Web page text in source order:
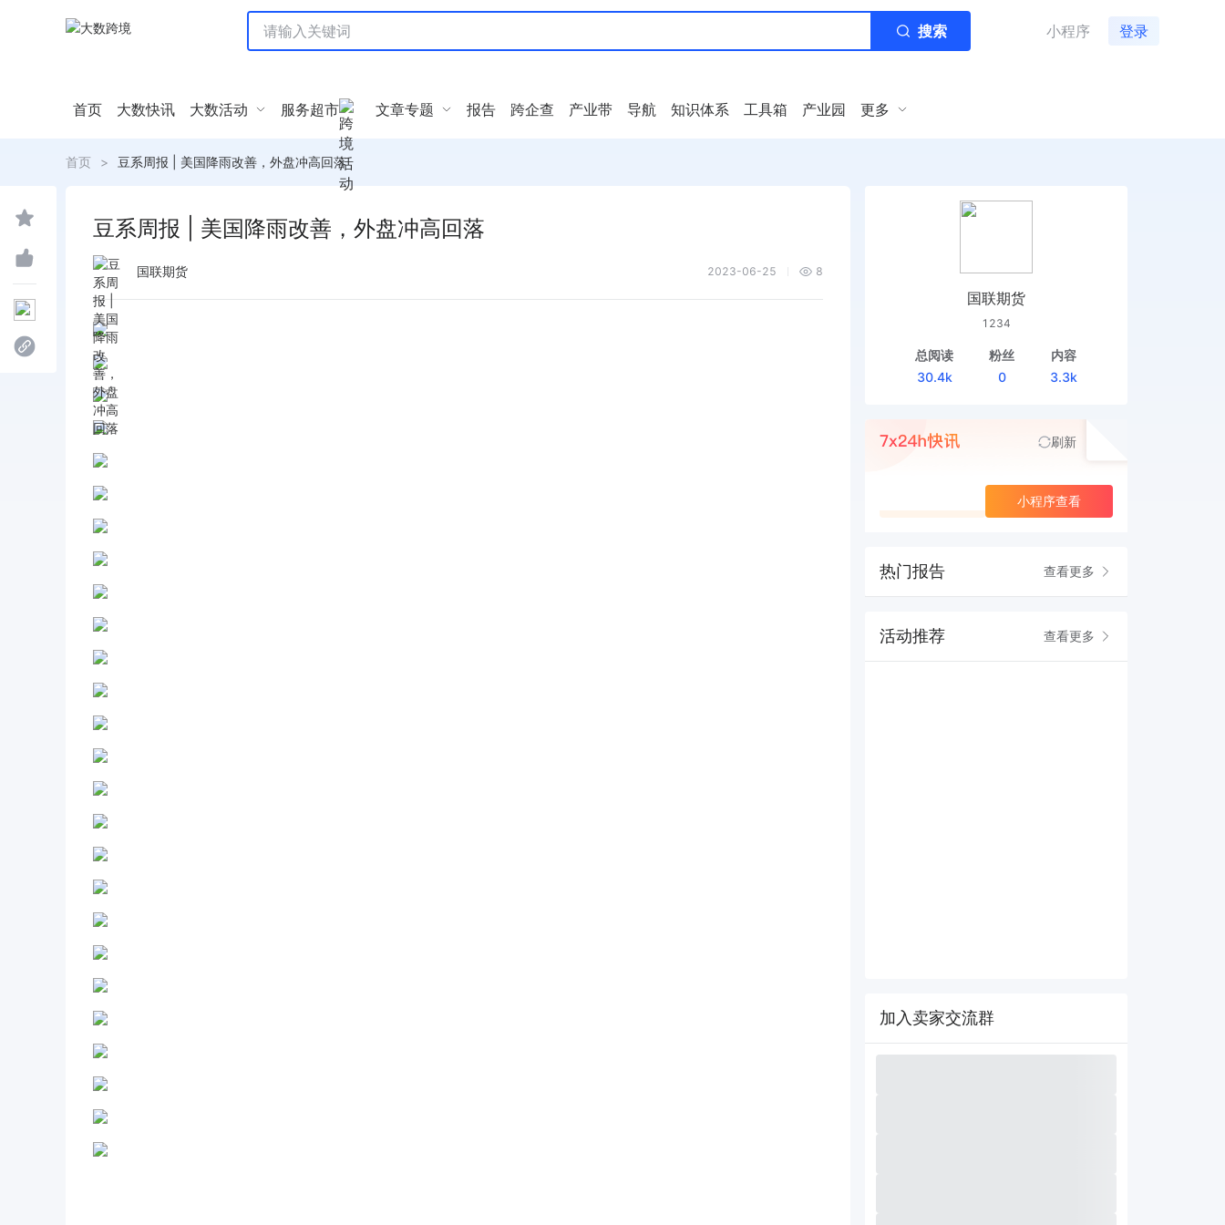
搜索 小程序 登录
首页 大数快讯 大数活动 服务超市 文章专题 报告 跨企查 产业带 导航 知识体系 工具箱 产业园 更多
首页 > 豆系周报 | 美国降雨改善，外盘冲高回落
豆系周报 | 美国降雨改善，外盘冲高回落
国联期货 2023-06-25 8
国联期货
1234
总阅读
30.4k
粉丝
0
内容
3.3k
刷新
小程序查看
热门报告 查看更多
活动推荐 查看更多
加入卖家交流群